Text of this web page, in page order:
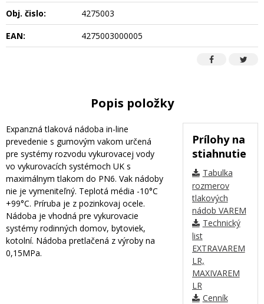
Obj. čislo:
4275003
EAN:
4275003000005
Popis položky
Prílohy na
stiahnutie
Tabulka
rozmerov
tlakových
nádob VAREM
Technický
list
EXTRAVAREM
LR,
MAXIVAREM
LR
Cenník
Expanzná tlaková nádoba in-line
prevedenie s gumovým vakom určená
pre systémy rozvodu vykurovacej vody
vo vykurovacích systémoch UK s
maximálnym tlakom do PN6. Vak nádoby
nie je vymeniteľný. Teplotá média -10°C
+99°C. Príruba je z pozinkovaj ocele.
Nádoba je vhodná pre vykurovacie
systémy rodinných domov, bytoviek,
kotolní. Nádoba pretlačená z výroby na
0,15MPa.